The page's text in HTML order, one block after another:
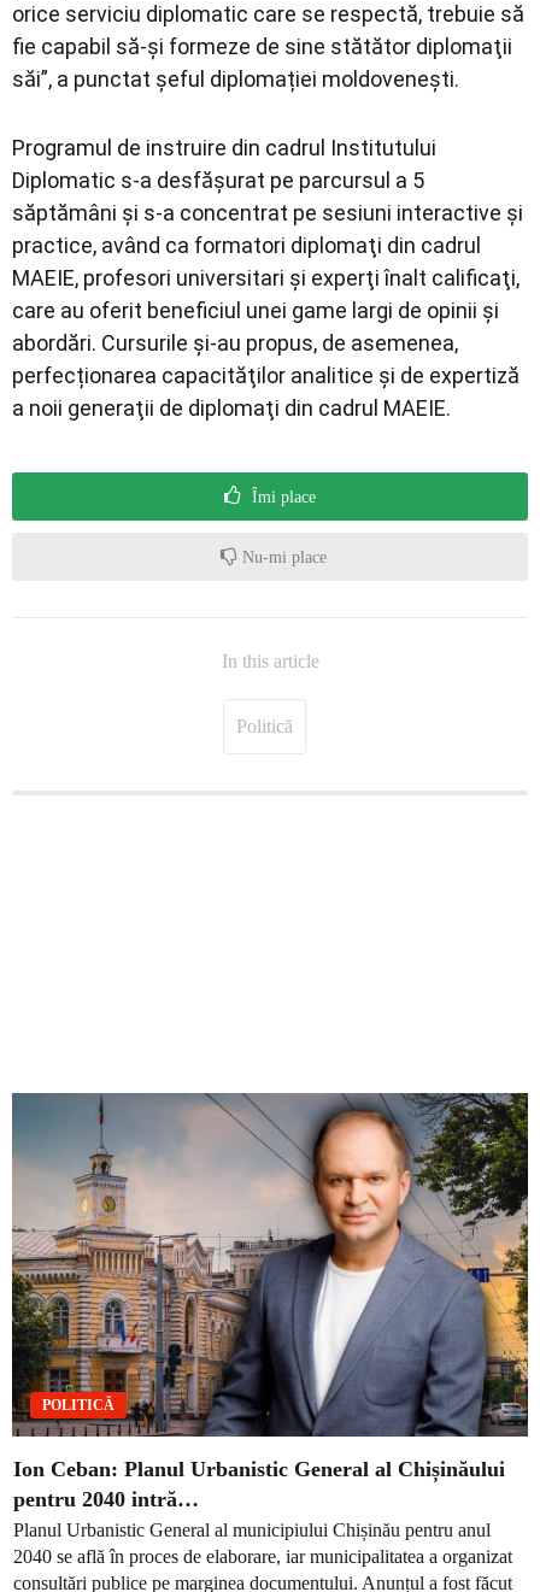
orice serviciu diplomatic care se respectă, trebuie să
fie capabil să-şi formeze de sine stătător diplomaţii
săi”, a punctat șeful diplomației moldovenești.
Programul de instruire din cadrul Institutului
Diplomatic s-a desfăşurat pe parcursul a 5
săptămâni şi s-a concentrat pe sesiuni interactive şi
practice, având ca formatori diplomaţi din cadrul
MAEIE, profesori universitari şi experţi înalt calificaţi,
care au oferit beneficiul unei game largi de opinii şi
abordări. Cursurile şi-au propus, de asemenea,
perfecționarea capacităţilor analitice și de expertiză
a noii generaţii de diplomaţi din cadrul MAEIE.
Îmi place
Nu-mi place
In this article
Politică
POLITICĂ
Ion Ceban: Planul Urbanistic General al Chișinăului
pentru 2040 intră…
Planul Urbanistic General al municipiului Chișinău pentru anul
2040 se află în proces de elaborare, iar municipalitatea a organizat
consultări publice pe marginea documentului. Anunțul a fost făcut